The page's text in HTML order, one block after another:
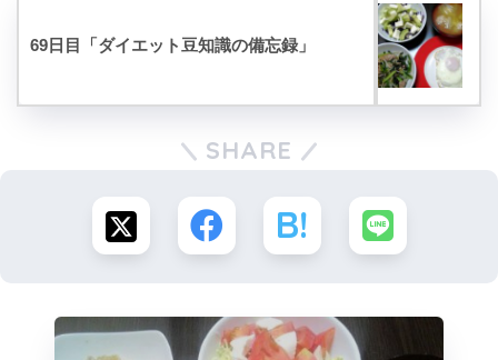
69日目「ダイエット豆知識の備忘録」
SHARE